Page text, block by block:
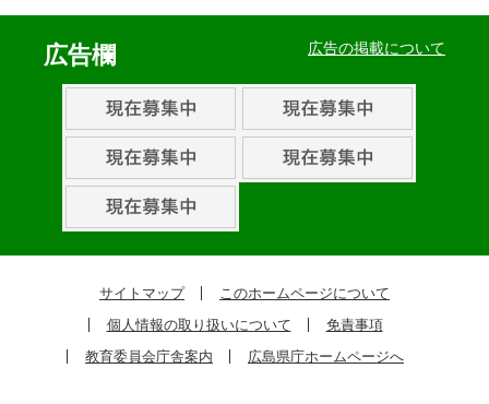
広告欄 広告の掲載について
サイトマップ
このホームページについて
個人情報の取り扱いについて
免責事項
教育委員会庁舎案内
広島県庁ホームページへ